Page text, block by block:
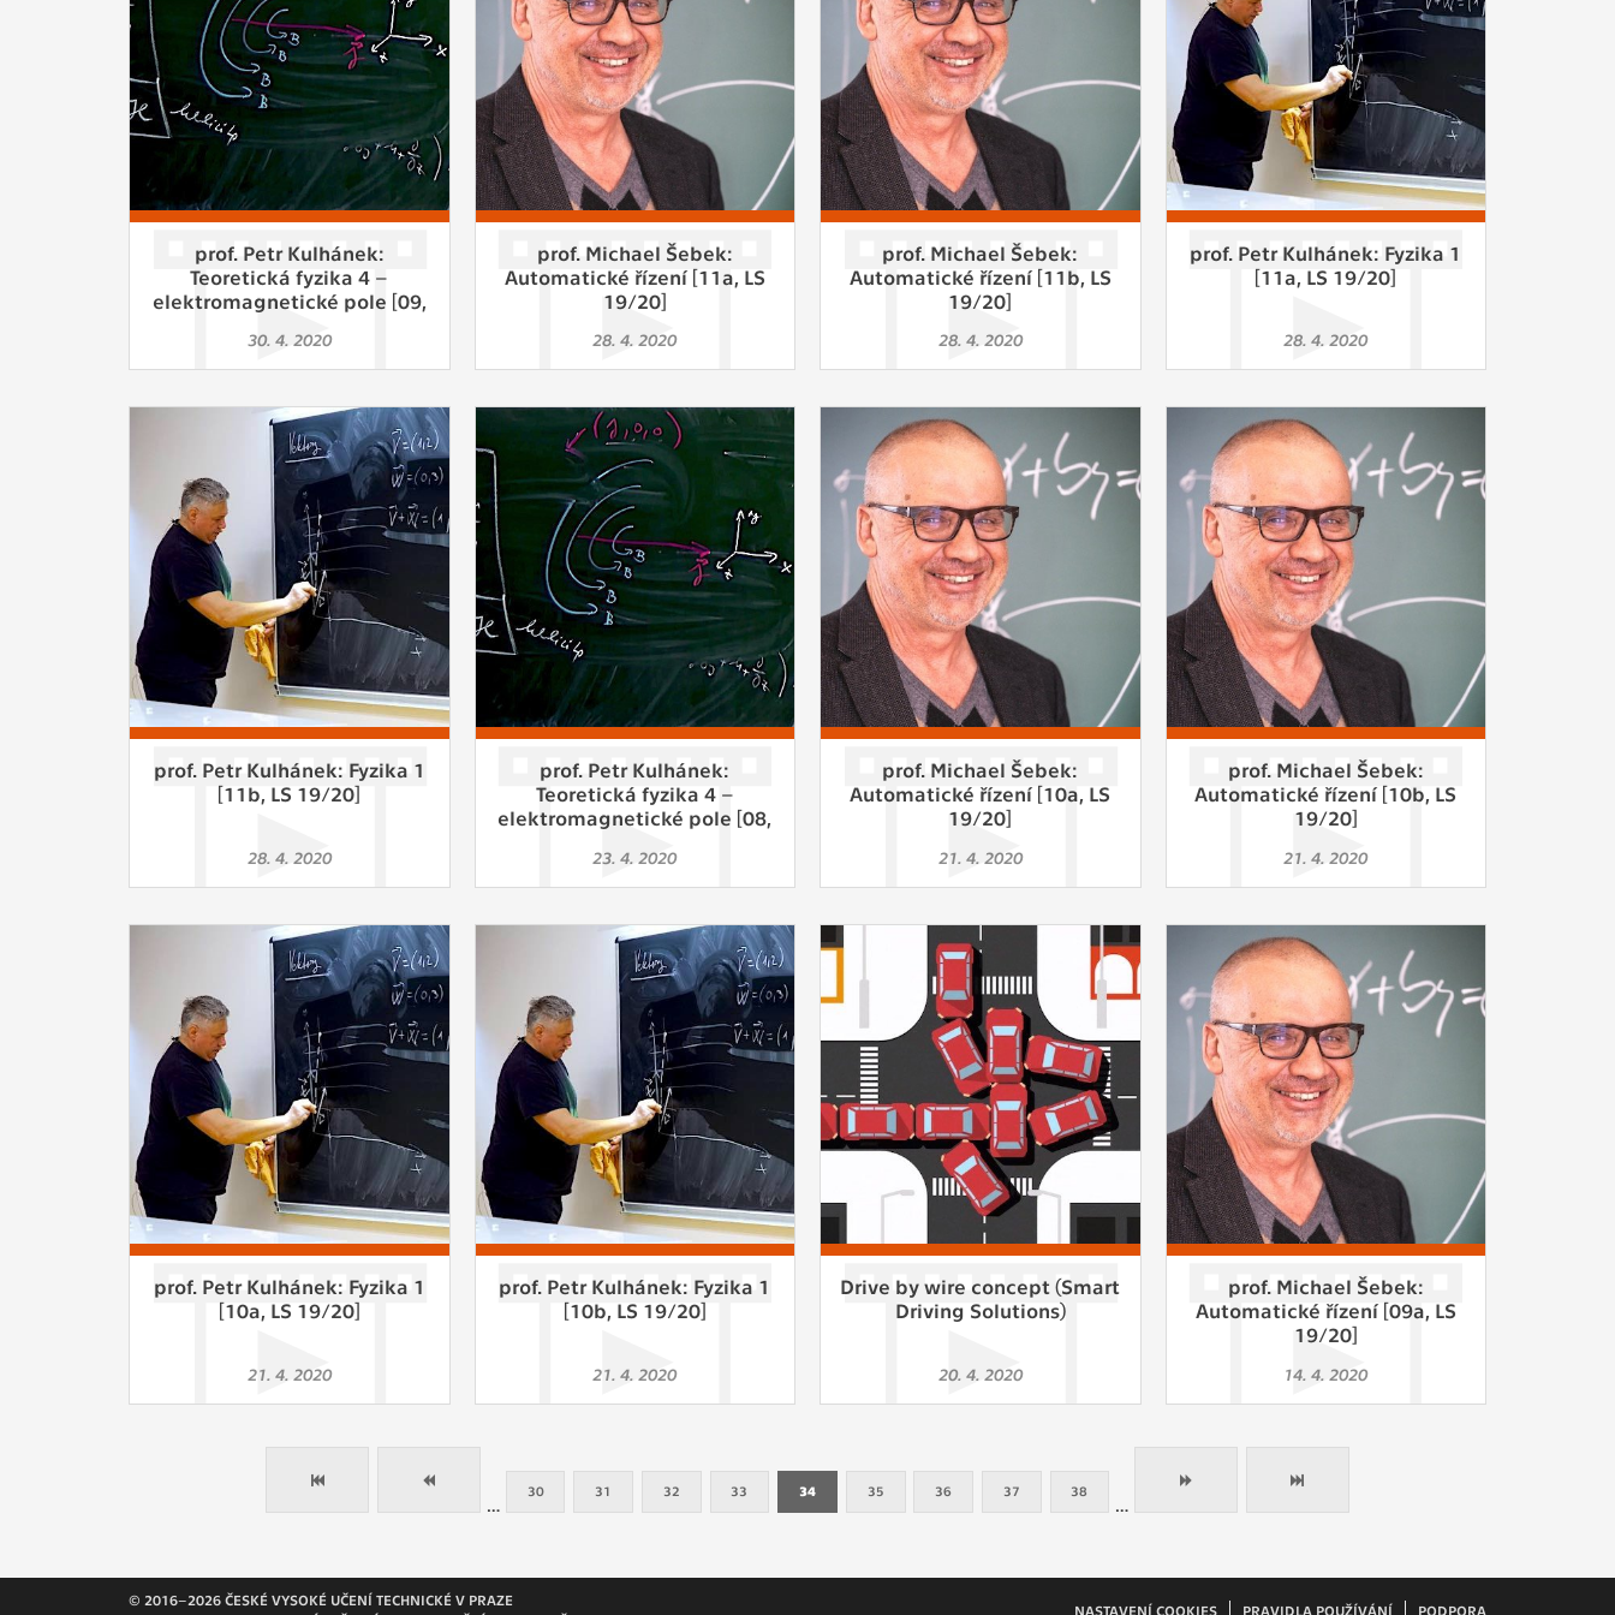
Slouží pro získávání anonymizovaných statistických údajů, které nám
pomáhají vylepšovat naše aplikace. Zpravidla jde o cookies systémů třetích
stran, které k těmto účelům využíváme.
MARKETINGOVÉ
Využívané za účelem zobrazení správných nabídek a cílení obsahu podle
Vašich preferencí. Zpravidla jde o cookies systémů třetích stran, které nám s
analýzou uživatelského chování pomáhají.
zůstala prázdná a všechny cookies byly přiřazeny do některé z kategorií
prof. Petr Kulhánek:
Teoretická fyzika 4 –
elektromagnetické pole [09,
30. 4. 2020
prof. Michael Šebek:
Automatické řízení [11a, LS
19/20]
28. 4. 2020
prof. Michael Šebek:
Automatické řízení [11b, LS
19/20]
28. 4. 2020
prof. Petr Kulhánek: Fyzika 1
[11a, LS 19/20]
28. 4. 2020
prof. Petr Kulhánek: Fyzika 1
[11b, LS 19/20]
28. 4. 2020
prof. Petr Kulhánek:
Teoretická fyzika 4 –
elektromagnetické pole [08,
23. 4. 2020
prof. Michael Šebek:
Automatické řízení [10a, LS
19/20]
21. 4. 2020
prof. Michael Šebek:
Automatické řízení [10b, LS
19/20]
21. 4. 2020
prof. Petr Kulhánek: Fyzika 1
[10a, LS 19/20]
21. 4. 2020
prof. Petr Kulhánek: Fyzika 1
[10b, LS 19/20]
21. 4. 2020
Drive by wire concept (Smart
Driving Solutions)
20. 4. 2020
prof. Michael Šebek:
Automatické řízení [09a, LS
19/20]
14. 4. 2020
…
30 31 32 33 34 35 36 37 38
…
© 2016–2026 ČESKÉ VYSOKÉ UČENÍ TECHNICKÉ V PRAZE
NASTAVENÍ COOKIES PRAVIDLA POUŽÍVÁNÍ PODPORA